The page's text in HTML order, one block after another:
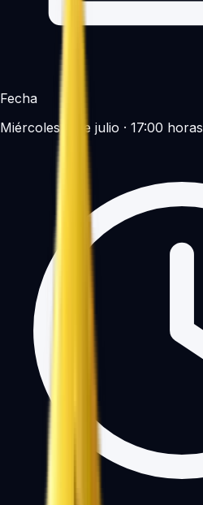
Fecha
Miércoles 8 de julio · 17:00 horas